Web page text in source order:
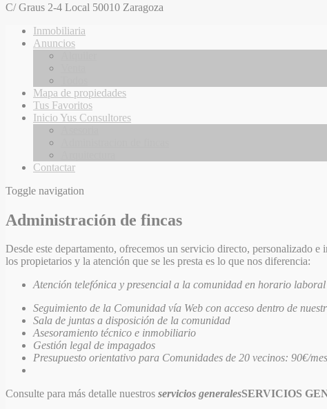
C/ Graus 2-4 Local 50010 Zaragoza
Inmobiliaria
Anuncios
Mapa de propiedades
Tus Favoritos
Inicio Yus Consultores
Contactar
Toggle navigation
Administración de fincas
Desde este departamento, ofrecemos un servicio directo, personalizado
los propietarios y la atención que se les presta es lo que nos diferencia:
Atención telefónica y presencial a la comunidad en horario
Seguimiento de la Comunidad vía Web con acceso dentro de
Sala de juntas a disposición de la comunidad
Asesoramiento técnico e inmobiliario
Gestión legal de impagados
Presupuesto orientativo para Comunidades de 20 vecinos: 90€/mes
Consulte para más detalle nuestros servicios generalesSERVICIOS